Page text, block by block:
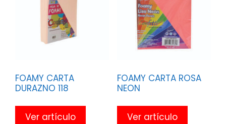
FOAMY CARTA
DURAZNO 118
Ver artículo
FOAMY CARTA ROSA
NEON
Ver artículo